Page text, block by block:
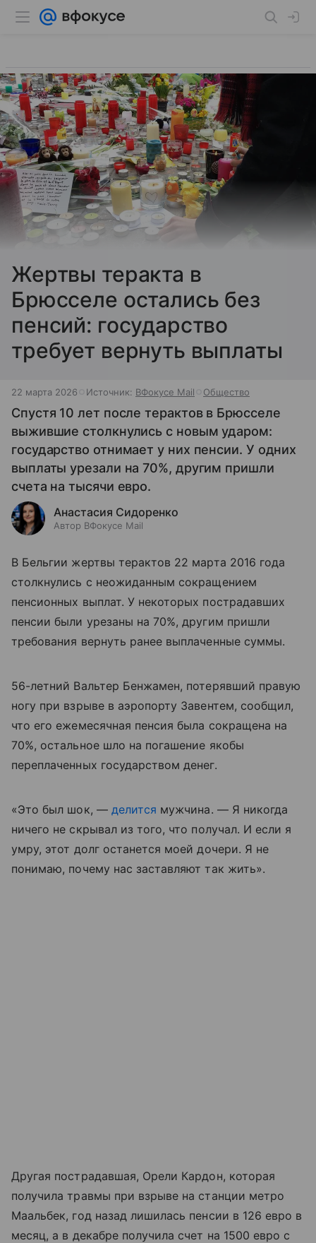
Жертвы теракта в
Брюсселе остались без
пенсий: государство
требует вернуть выплаты
22 марта 2026 Источник: ВФокусе Mail Общество
Спустя 10 лет после терактов в Брюсселе
выжившие столкнулись с новым ударом:
государство отнимает у них пенсии. У одних
выплаты урезали на 70%, другим пришли
счета на тысячи евро.
Анастасия Сидоренко
Автор ВФокусе Mail
В Бельгии жертвы терактов 22 марта 2016 года
столкнулись с неожиданным сокращением
пенсионных выплат. У некоторых пострадавших
пенсии были урезаны на 70%, другим пришли
требования вернуть ранее выплаченные суммы.
56-летний Вальтер Бенжамен, потерявший правую
ногу при взрыве в аэропорту Завентем, сообщил,
что его ежемесячная пенсия была сокращена на
70%, остальное шло на погашение якобы
переплаченных государством денег.
«Это был шок, — делится мужчина. — Я никогда
ничего не скрывал из того, что получал. И если я
умру, этот долг останется моей дочери. Я не
понимаю, почему нас заставляют так жить».
Другая пострадавшая, Орели Кардон, которая
получила травмы при взрыве на станции метро
Маальбек, год назад лишилась пенсии в 126 евро в
месяц, а в декабре получила счет на 1500 евро с